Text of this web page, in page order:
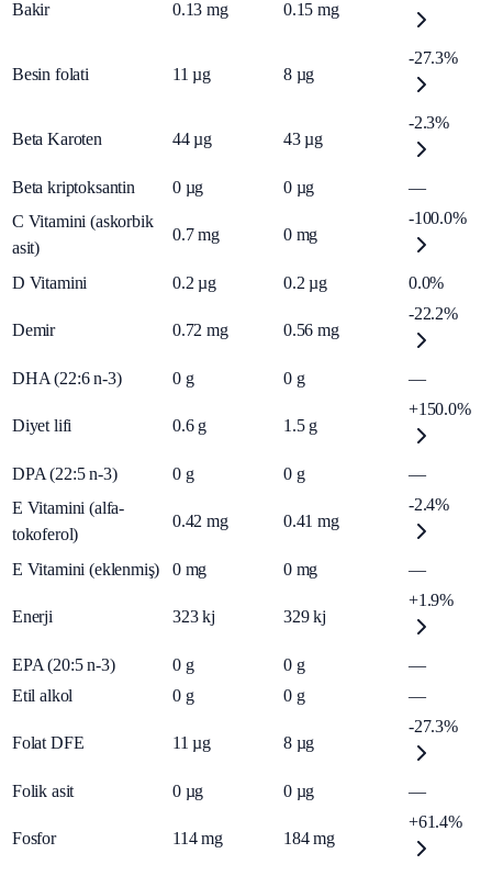
Bakir 0.13 mg 0.15 mg
Besin folati 11 µg 8 µg
-27.3%
Beta Karoten 44 µg 43 µg
-2.3%
Beta kriptoksantin 0 µg 0 µg
—
C Vitamini (askorbik
asit)
0.7 mg 0 mg
-100.0%
D Vitamini 0.2 µg 0.2 µg 0.0%
Demir 0.72 mg 0.56 mg
-22.2%
DHA (22:6 n-3) 0 g 0 g —
Diyet lifi 0.6 g 1.5 g
+150.0%
DPA (22:5 n-3) 0 g 0 g
—
E Vitamini (alfa-
tokoferol)
0.42 mg 0.41 mg
-2.4%
E Vitamini (eklenmiş) 0 mg 0 mg —
Enerji 323 kj 329 kj
+1.9%
EPA (20:5 n-3) 0 g 0 g
—
Etil alkol
0 g 0 g —
Folat DFE 11 µg 8 µg
-27.3%
Folik asit 0 µg 0 µg —
Fosfor 114 mg 184 mg
+61.4%